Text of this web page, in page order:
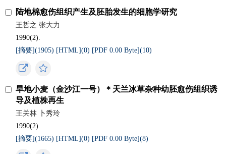
陆地棉愈伤组织产生及胚胎发生的细胞学研究
王哲之 张大力
1990(2).
[摘要](1905) [HTML](0) [PDF 0.00 Byte](10)
旱地小麦（金沙江一号）＊天兰冰草杂种幼胚愈伤组织诱
导及植株再生
王关林 卜秀玲
1990(2).
[摘要](1665) [HTML](0) [PDF 0.00 Byte](8)